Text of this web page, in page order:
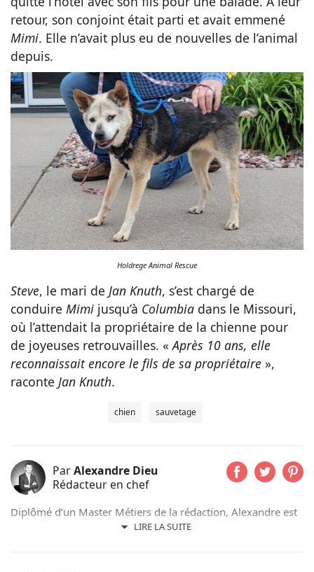
retour, son conjoint était parti et avait emmené
Mimi. Elle n’avait plus eu de nouvelles de l’animal
depuis.
Holdrege Animal Rescue
Steve, le mari de Jan Knuth, s’est chargé de
conduire Mimi jusqu’à Columbia dans le Missouri,
où l’attendait la propriétaire de la chienne pour
de joyeuses retrouvailles. «Après 10 ans, elle
reconnaissait encore le fils de sa propriétaire »,
raconte Jan Knuth.
chien sauvetage
ParAlexandre Dieu
Rédacteur en chef
LIRE LA SUITE
Diplômé d’un Master Métiers de la rédaction, Alexandre est
un amoureux des chiens depuis son plus jeune âge. Après